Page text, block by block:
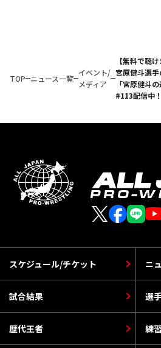
TOP ニュース一覧
イベント/
メディア
【無料で聴け
宮原健斗選
「宮原健斗
#113配信中！
スケジュール/チケット
選
ニ
歴代王者
試合結果
練